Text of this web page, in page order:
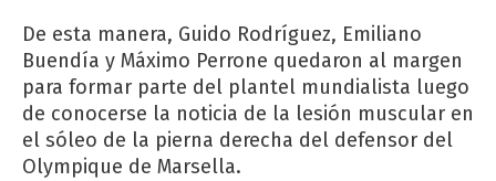
De esta manera, Guido Rodríguez, Emiliano
Buendía y Máximo Perrone quedaron al margen
para formar parte del plantel mundialista luego
de conocerse la noticia de la lesión muscular en
el sóleo de la pierna derecha del defensor del
Olympique de Marsella.